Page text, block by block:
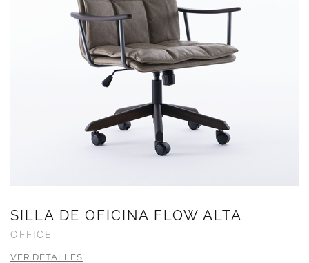
SILLA DE OFICINA FLOW ALTA
OFFICE
VER DETALLES